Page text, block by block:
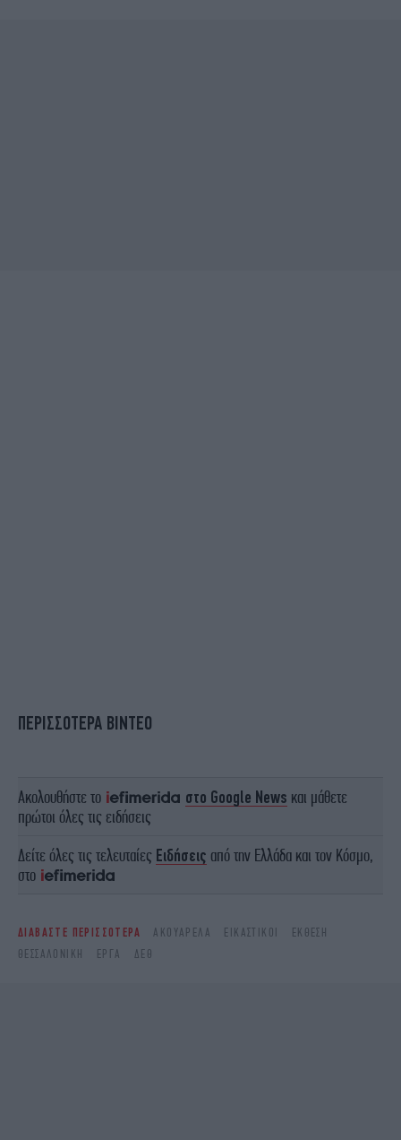
ΠΕΡΙΣΣΟΤΕΡΑ ΒΙΝΤΕΟ
Ακολουθήστε το στο Google News και μάθετε
πρώτοι όλες τις ειδήσεις
Δείτε όλες τις τελευταίες Ειδήσεις από την Ελλάδα και τον Κόσμο,
στο
ΔΙΑΒΑΣΤΕ ΠΕΡΙΣΣΟΤΕΡΑ ΑΚΟΥΑΡΈΛΑ ΕΙΚΑΣΤΙΚΟΊ
ΈΚΘΕΣΗ
ΘΕΣΣΑΛΟΝΊΚΗ
ΈΡΓΑ ΔΕΘ